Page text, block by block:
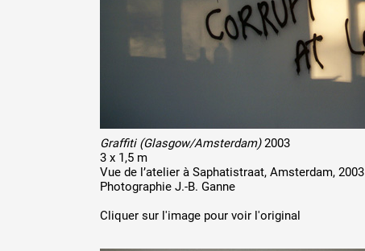
Graffiti (Glasgow/Amsterdam)2003
3 x 1,5 m
Vue de l’atelier à Saphatistraat, Amsterdam, 2003
Photographie J.-B. Ganne
Cliquer sur l'image pour voir l'original